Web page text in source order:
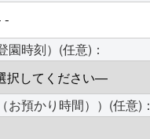
園時刻）(任意)：
お預かり時間））(任意)：